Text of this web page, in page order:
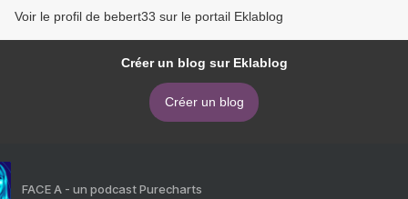
Voir le profil de bebert33 sur le portail Eklablog
Créer un blog sur Eklablog
Créer un blog
FACE A - un podcast Purecharts